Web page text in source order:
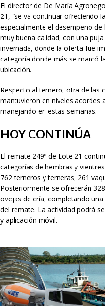
El director de De María
21, “se va continuar ofreciendo
especialmente el desempeño
muy buena calidad, con una
invernada, donde la oferta fue
categoría donde más se marcó
ubicación.
Respecto al ternero, otra de las
mantuvieron en niveles acordes
manejando en estas semanas.
HOY CONTINÚA
El remate 249º de Lote 21
categorías de hembras y
762 terneros y terneras, 261
Posteriormente se ofrecerán
ovejas de cría, completando
del remate. La actividad podrá
y aplicación móvil.